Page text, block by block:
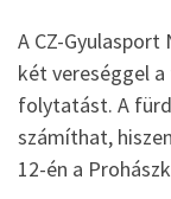
A CZ-
két vereséggel
folytatást. A
számíthat,
12-én a